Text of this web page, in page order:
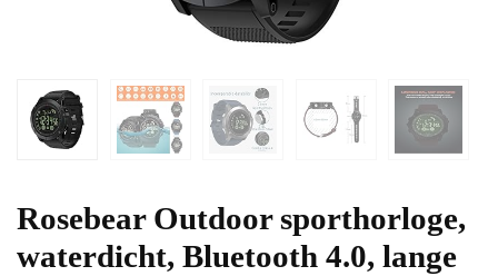
Rosebear Outdoor sporthorloge,
waterdicht, Bluetooth 4.0, lange